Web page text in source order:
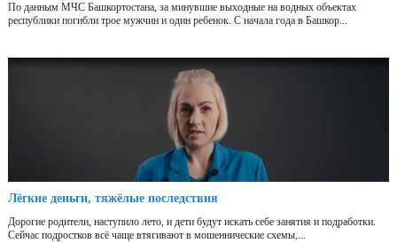
По данным МЧС Башкортостана, за минувшие выходные на водных объектах
республики погибли трое мужчин и один ребенок. С начала года в Башкор...
Лёгкие деньги, тяжёлые последствия
Дорогие родители, наступило лето, и дети будут искать себе занятия и подработки.
Сейчас подростков всё чаще втягивают в мошеннические схемы,...